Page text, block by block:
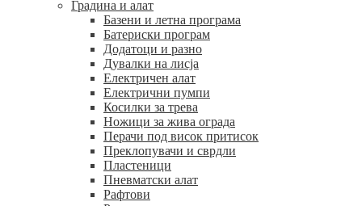
Градина и алат
Базени и летна програма
Батериски програм
Додатоци и разно
Дувалки на лисја
Електричен алат
Електрични пумпи
Косилки за трева
Ножици за жива ограда
Перачи под висок притисок
Преклопувачи и сврдли
Пластеници
Пневматски алат
Рафтови